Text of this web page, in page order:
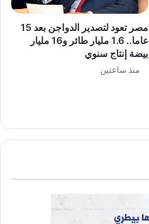
مصر تعود لتصدير الدواجن بعد 15
عاما.. 1.6 مليار طائر و16 مليار
بيضة إنتاج سنوي
منذ ساعتين